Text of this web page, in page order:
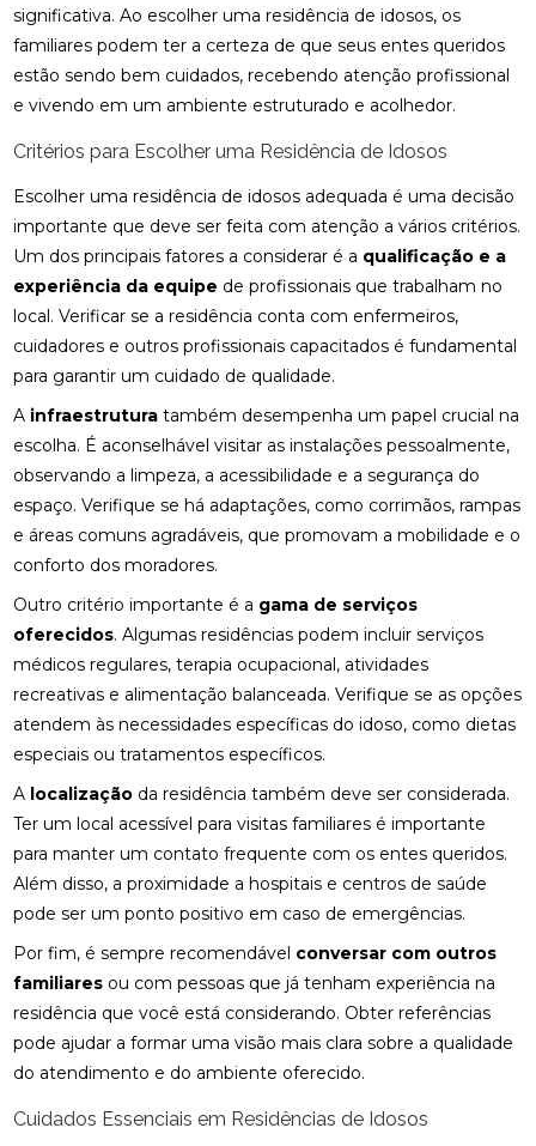
significativa. Ao escolher uma residência de idosos, os
familiares podem ter a certeza de que seus entes queridos
estão sendo bem cuidados, recebendo atenção profissional
e vivendo em um ambiente estruturado e acolhedor.
Critérios para Escolher uma Residência de Idosos
Escolher uma residência de idosos adequada é uma decisão
importante que deve ser feita com atenção a vários critérios.
Um dos principais fatores a considerar é a qualificação e a
experiência da equipe de profissionais que trabalham no
local. Verificar se a residência conta com enfermeiros,
cuidadores e outros profissionais capacitados é fundamental
para garantir um cuidado de qualidade.
A infraestrutura também desempenha um papel crucial na
escolha. É aconselhável visitar as instalações pessoalmente,
observando a limpeza, a acessibilidade e a segurança do
espaço. Verifique se há adaptações, como corrimãos, rampas
e áreas comuns agradáveis, que promovam a mobilidade e o
conforto dos moradores.
Outro critério importante é a gama de serviços
oferecidos. Algumas residências podem incluir serviços
médicos regulares, terapia ocupacional, atividades
recreativas e alimentação balanceada. Verifique se as opções
atendem às necessidades específicas do idoso, como dietas
especiais ou tratamentos específicos.
A localização da residência também deve ser considerada.
Ter um local acessível para visitas familiares é importante
para manter um contato frequente com os entes queridos.
Além disso, a proximidade a hospitais e centros de saúde
pode ser um ponto positivo em caso de emergências.
Por fim, é sempre recomendável conversar com outros
familiares ou com pessoas que já tenham experiência na
residência que você está considerando. Obter referências
pode ajudar a formar uma visão mais clara sobre a qualidade
do atendimento e do ambiente oferecido.
Cuidados Essenciais em Residências de Idosos